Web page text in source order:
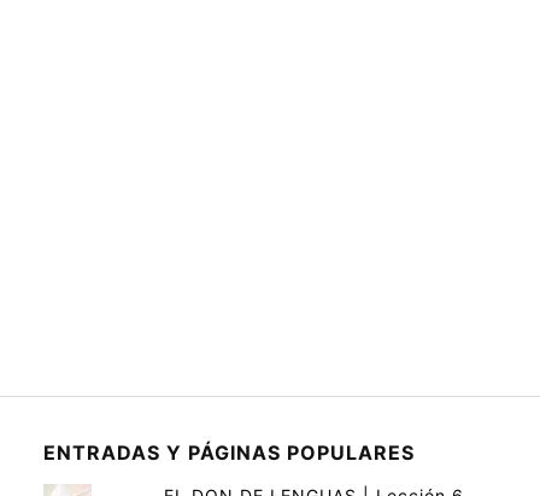
ENTRADAS Y PÁGINAS POPULARES